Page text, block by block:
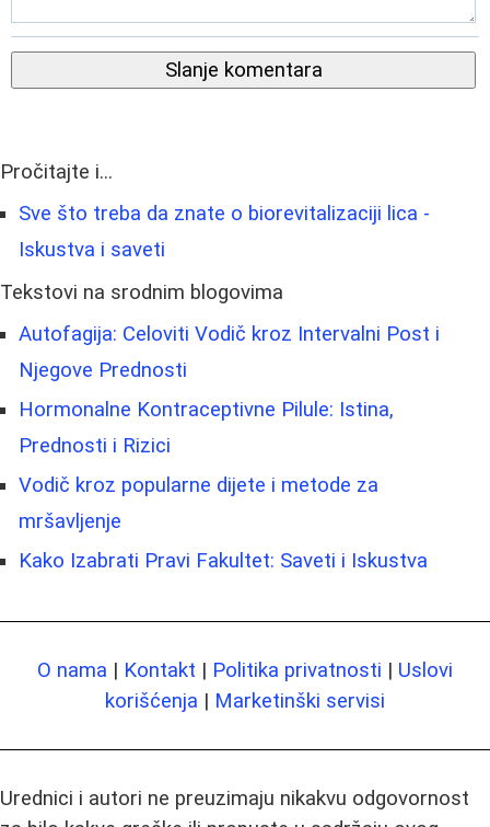
Slanje komentara
Pročitajte i...
Sve što treba da znate o biorevitalizaciji lica -
Iskustva i saveti
Tekstovi na srodnim blogovima
Autofagija: Celoviti Vodič kroz Intervalni Post i
Njegove Prednosti
Hormonalne Kontraceptivne Pilule: Istina,
Prednosti i Rizici
Vodič kroz popularne dijete i metode za
mršavljenje
Kako Izabrati Pravi Fakultet: Saveti i Iskustva
O nama | Kontakt | Politika privatnosti | Uslovi
korišćenja | Marketinški servisi
Urednici i autori ne preuzimaju nikakvu odgovornost